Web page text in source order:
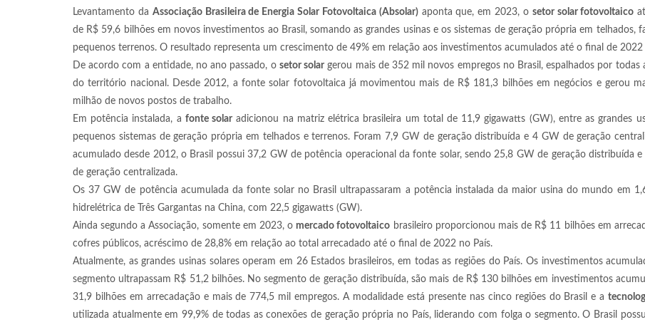
Levantamento da Associação Brasileira de Energia Solar Fotovoltaica (Absolar)aponta que, em 2023, o setor solar fotovoltaico
de R$ 59,6 bilhões em novos investimentos ao Brasil, somando as grandes usinas e os sistemas de geração própria em telhados,
pequenos terrenos. O resultado representa um crescimento de 49% em relação aos investimentos acumulados até o final de 2022
De acordo com a entidade, no ano passado, o setor solar gerou mais de 352 mil novos empregos no Brasil, espalhados por todas
do território nacional. Desde 2012, a fonte solar fotovoltaica já movimentou mais de R$ 181,3 bilhões em negócios e gerou
milhão de novos postos de trabalho.
Em potência instalada, a fonte solar adicionou na matriz elétrica brasileira um total de 11,9 gigawatts (GW), entre as grandes
pequenos sistemas de geração própria em telhados e terrenos. Foram 7,9 GW de geração distribuída e 4 GW de geração
acumulado desde 2012, o Brasil possui 37,2 GW de potência operacional da fonte solar, sendo 25,8 GW de geração distribuída
de geração centralizada.
Os 37 GW de potência acumulada da fonte solar no Brasil ultrapassaram a potência instalada da maior usina do mundo em
hidrelétrica de Três Gargantas na China, com 22,5 gigawatts (GW).
Ainda segundo a Associação, somente em 2023, omercado fotovoltaico brasileiro proporcionou mais de R$ 11 bilhões em
cofres públicos, acréscimo de 28,8% em relação ao total arrecadado até o final de 2022 no País.
Atualmente, as grandes usinas solares operam em 26 Estados brasileiros, em todas as regiões do País. Os investimentos
segmento ultrapassam R$ 51,2 bilhões. No segmento de geração distribuída, são mais de R$ 130 bilhões em investimentos
31,9 bilhões em arrecadação e mais de 774,5 mil empregos. A modalidade está presente nas cinco regiões do Brasil e a
utilizada atualmente em 99,9% de todas as conexões de geração própria no País, liderando com folga o segmento. O Brasil